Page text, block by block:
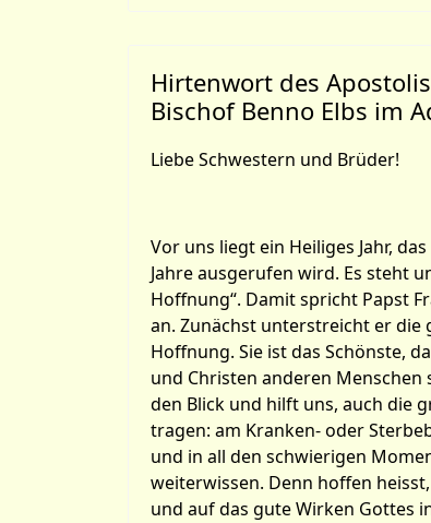
Hirtenwort des
Bischof Benno Elbs im
Liebe Schwestern und Brüder!
Vor uns liegt ein Heiliges Jahr,
Jahre ausgerufen wird. Es steht
Hoffnung“. Damit spricht Papst
an. Zunächst unterstreicht er die
Hoffnung. Sie ist das Schönste,
und Christen anderen Menschen
den Blick und hilft uns, auch die
tragen: am Kranken- oder
und in all den schwierigen
weiterwissen. Denn hoffen
und auf das gute Wirken Gottes